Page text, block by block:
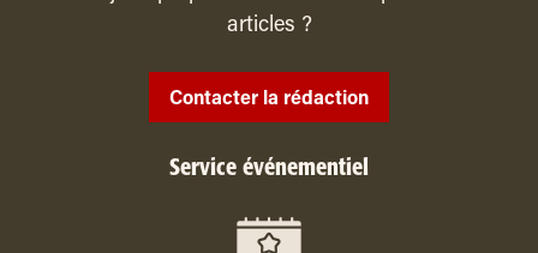
articles ?
Contacter la rédaction
Service événementiel